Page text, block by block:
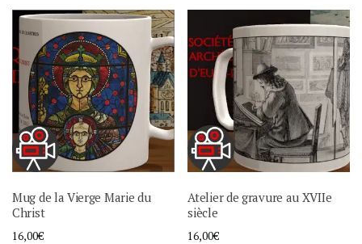
Mug de la Vierge Marie du
Christ
16,00€
Atelier de gravure au XVIIe
siècle
16,00€